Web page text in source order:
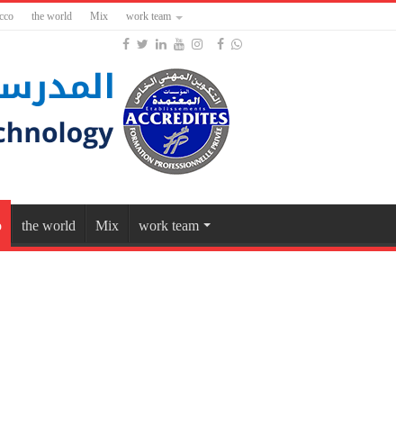
the world Mix work team
the world Mix work team